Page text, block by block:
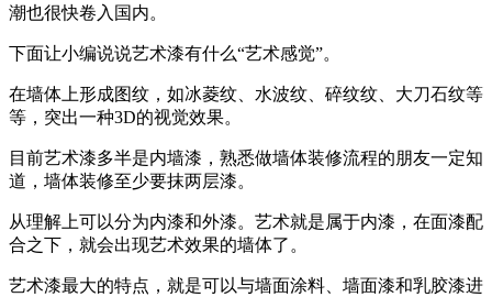
潮也很快卷入国内。
下面让小编说说艺术漆有什么“艺术感觉”。
在墙体上形成图纹，如冰菱纹、水波纹、碎纹纹、大刀石纹等
等，突出一种3D的视觉效果。
目前艺术漆多半是内墙漆，熟悉做墙体装修流程的朋友一定知
道，墙体装修至少要抹两层漆。
从理解上可以分为内漆和外漆。艺术就是属于内漆，在面漆配
合之下，就会出现艺术效果的墙体了。
艺术漆最大的特点，就是可以与墙面涂料、墙面漆和乳胶漆进